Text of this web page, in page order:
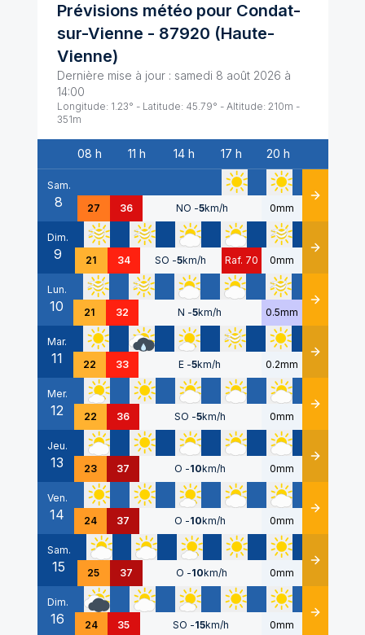
Prévisions météo pour Condat-
sur-Vienne - 87920 (Haute-
Vienne)
Dernière mise à jour : samedi 8 août 2026 à
14:00
Longitude: 1.23° - Latitude: 45.79° - Altitude: 210m -
351m
Date
08 h 11 h 14 h 17 h 20 h
Sam.
8 27 36 NO -5km/h 0mm Détails
Dim.
9 21 34 SO -5km/h Raf. 70 0mm Détails
Lun.
10 21 32 N -5km/h 0.5mm Détails
Mar.
11 22 33 E -5km/h 0.2mm Détails
Mer.
12 22 36 SO -5km/h 0mm Détails
Jeu.
13 23 37 O -10km/h 0mm Détails
Ven.
14 24 37 O -10km/h 0mm Détails
Sam.
15 25 37 O -10km/h 0mm Détails
Dim.
16 24 35 SO -15km/h 0mm Détails